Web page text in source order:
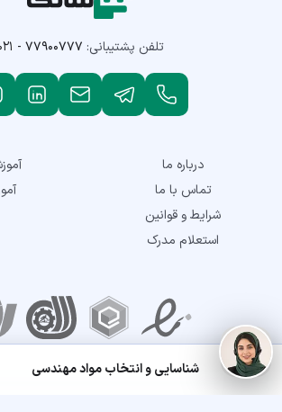
شناسایی و انتخاب مواد مهندسی
تلفن پشتیبانی: ۰۲۱ -
درباره ما
تماس با ما
شرایط و قوانین
استعلام مدرک
نمادهای